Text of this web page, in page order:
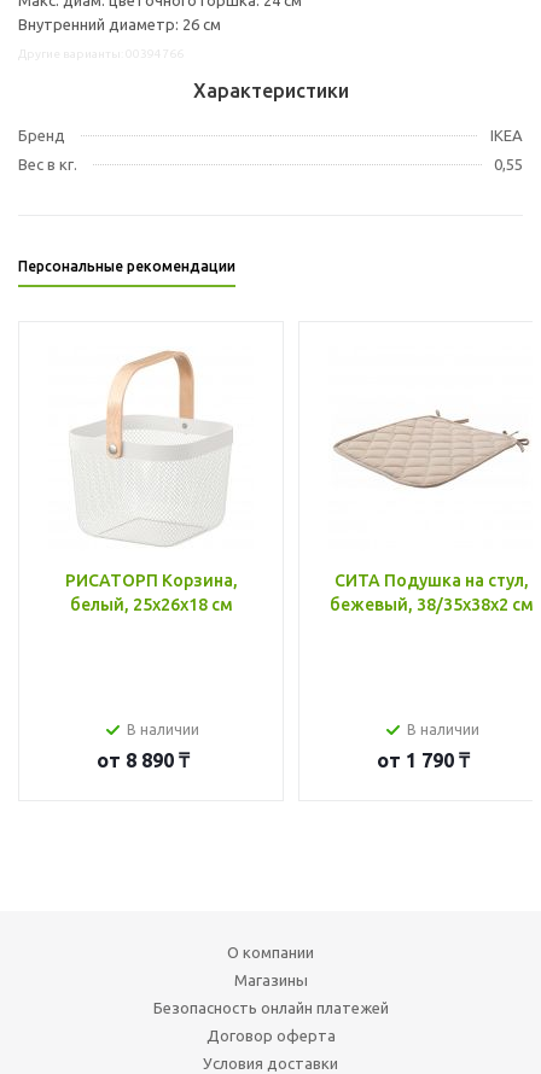
Внутренний диаметр: 26 см
Характеристики
Бренд
IKEA
Вес в кг.
0,55
Персональные рекомендации
РИСАТОРП Корзина,
белый, 25x26x18 см
В наличии
от 8 890 ₸
СИТА Подушка на стул,
бежевый, 38/35x38x2 см
В наличии
от 1 790 ₸
О компании
Магазины
Безопасность онлайн платежей
Договор оферта
Условия доставки